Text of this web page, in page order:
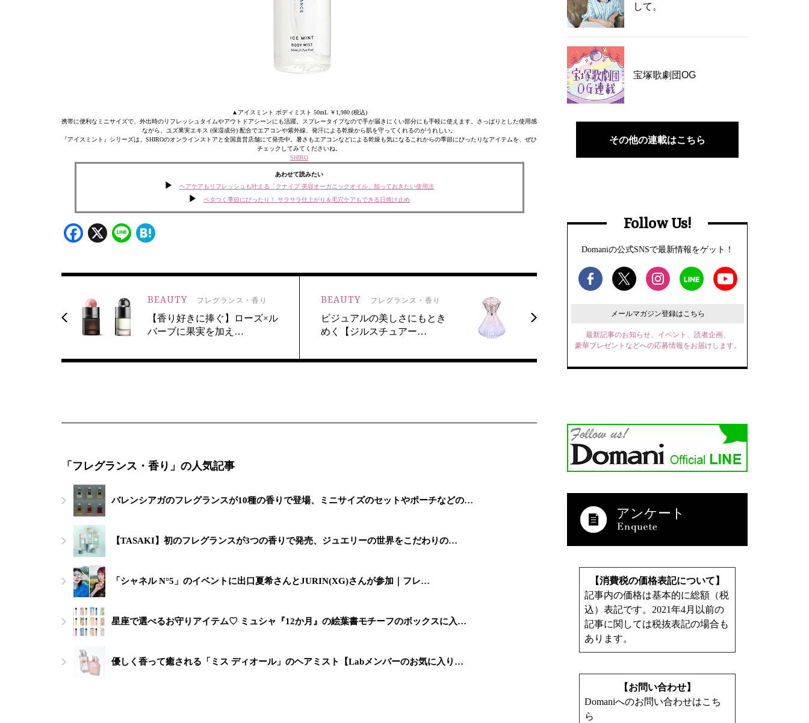
▲アイスミント ボディミスト 50mL ￥1,980 (税込)
携帯に便利なミニサイズで、外出時のリフレッシュタイムやアウトドアシーンにも活躍。スプレータイプなので手が届きにくい部分にも手軽に使えます。さっぱりとした使用感
ながら、ユズ果実エキス (保湿成分) 配合でエアコンや紫外線、発汗による乾燥から肌を守ってくれるのがうれしい。
『アイスミント』シリーズは、SHIROのオンラインストアと全国直営店舗にて発売中。暑さもエアコンなどによる乾燥も気になるこれからの季節にぴったりなアイテムを、ぜひ
チェックしてみてくださいね。
SHIRO
あわせて読みたい
ヘアケアもリフレッシュも叶える「クナイプ 美容オーガニックオイル」知っておきたい使用法
ベタつく季節にぴったり！ サラサラ仕上がり＆毛穴ケアもできる日焼け止め
Facebook
X Line
BEAUTY フレグランス・香り
【香り好きに捧ぐ】ローズ×ル
バーブに果実を加え…
BEAUTY フレグランス・香り
ビジュアルの美しさにもとき
めく【ジルスチュアー…
「フレグランス・香り」の人気記事
バレンシアガのフレグランスが10種の香りで登場、ミニサイズのセットやポーチなどの…
【TASAKI】初のフレグランスが3つの香りで発売、ジュエリーの世界をこだわりの…
「シャネル N°5」のイベントに出口夏希さんとJURIN(XG)さんが参加｜フレ…
星座で選べるお守りアイテム♡ ミュシャ『12か月』の絵葉書モチーフのボックスに入…
優しく香って癒される「ミス ディオール」のヘアミスト【Labメンバーのお気に入り…
して。
宝塚歌劇団OG
その他の連載はこちら
Follow Us!
Domaniの公式SNSで最新情報をゲット！
メールマガジン登録はこちら
最新記事のお知らせ、イベント、読者企画、
豪華プレゼントなどへの応募情報をお届けします。
アンケート
【消費税の価格表記について】
記事内の価格は基本的に総額（税
込）表記です。2021年4月以前の
記事に関しては税抜表記の場合も
あります。
【お問い合わせ】
Domaniへのお問い合わせはこち
ら